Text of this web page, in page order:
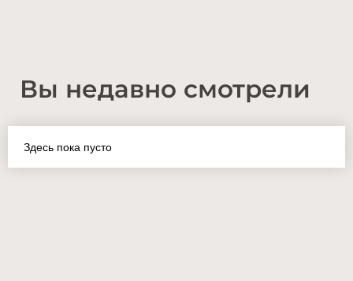
Вы недавно смотрели
Здесь пока пусто